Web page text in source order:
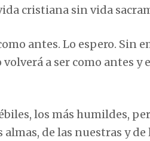
cristiana sin vida
antes. Lo espero. Sin
a ser como antes y
los más humildes,
de las nuestras y